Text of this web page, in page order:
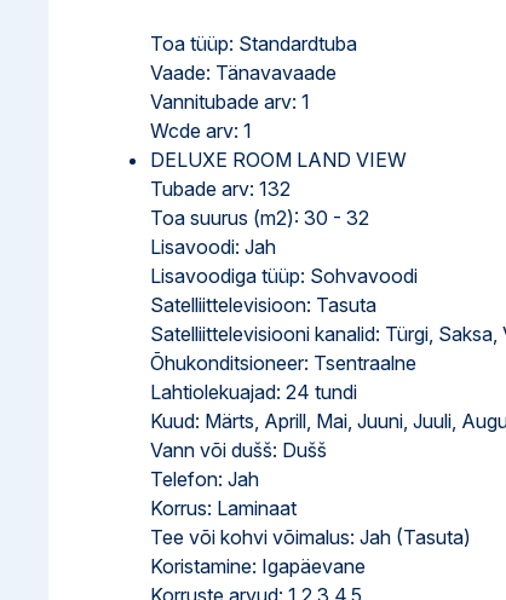
Toa tüüp: Standardtuba
Vaade: Tänavavaade
Vannitubade arv: 1
Wcde arv: 1
DELUXE ROOM LAND VIEW
Tubade arv: 132
Toa suurus (m2): 30 - 32
Lisavoodi: Jah
Lisavoodiga tüüp: Sohvavoodi
Satelliittelevisioon: Tasuta
Satelliittelevisiooni kanalid: Türgi, Saksa,
Õhukonditsioneer: Tsentraalne
Lahtiolekuajad: 24 tundi
Kuud: Märts, Aprill, Mai, Juuni, Juuli,
Vann või dušš: Dušš
Telefon: Jah
Korrus: Laminaat
Tee või kohvi võimalus: Jah (Tasuta)
Koristamine: Igapäevane
Korruste arvud: 1,2,3,4,5